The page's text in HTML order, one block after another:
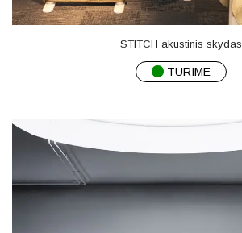
STITCH akustinis skydas
TURIME